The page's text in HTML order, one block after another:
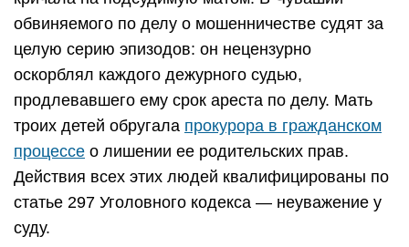
обвиняемого по делу о мошенничестве судят за
целую серию эпизодов: он нецензурно
оскорблял каждого дежурного судью,
продлевавшего ему срок ареста по делу. Мать
троих детей обругала прокурора в гражданском
процессе о лишении ее родительских прав.
Действия всех этих людей квалифицированы по
статье 297 Уголовного кодекса — неуважение у
суду.